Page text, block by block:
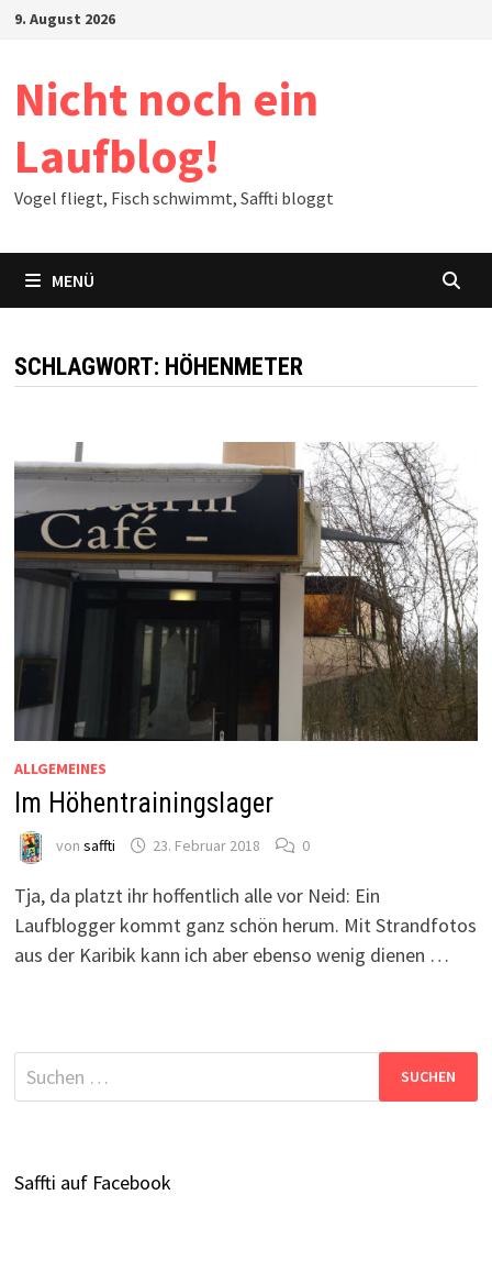
Zum9. August 2026
Nicht noch ein
Laufblog!
Vogel fliegt, Fisch schwimmt, Saffti bloggt
MENÜ
SCHLAGWORT: HÖHENMETER
ALLGEMEINES
Im Höhentrainingslager
von saffti 23. Februar 2018 0
Tja, da platzt ihr hoffentlich alle vor Neid: Ein
Laufblogger kommt ganz schön herum. Mit Strandfotos
aus der Karibik kann ich aber ebenso wenig dienen …
Suchen
nach:
Saffti auf Facebook